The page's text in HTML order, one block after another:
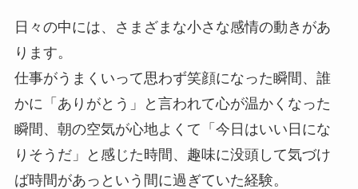
日々の中には、さまざまな小さな感情の動きがあ
ります。
仕事がうまくいって思わず笑顔になった瞬間、誰
かに「ありがとう」と言われて心が温かくなった
瞬間、朝の空気が心地よくて「今日はいい日にな
りそうだ」と感じた時間、趣味に没頭して気づけ
ば時間があっという間に過ぎていた経験。